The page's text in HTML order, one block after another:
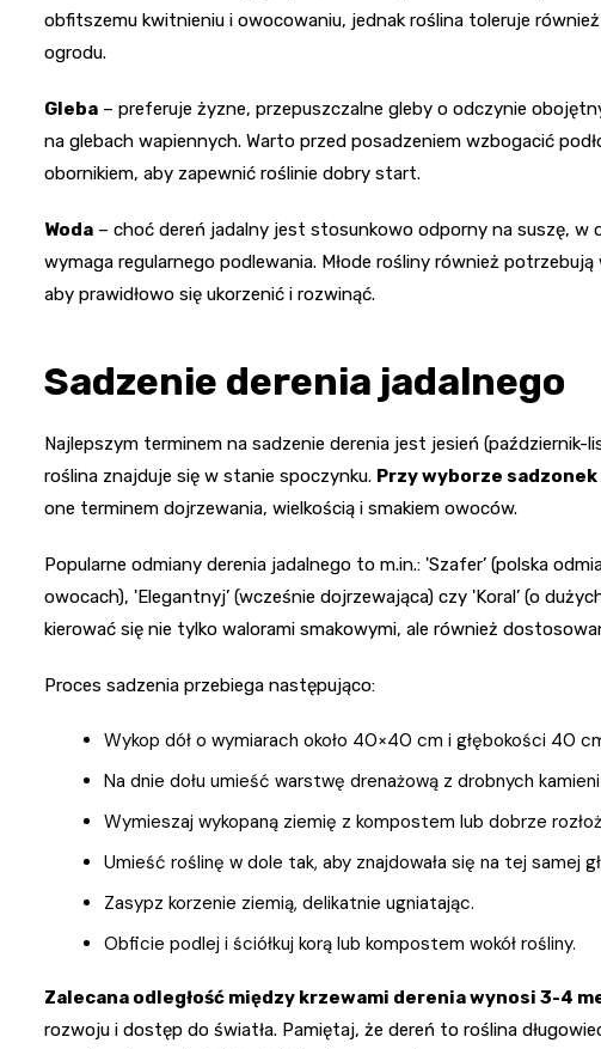
obfitszemu kwitnieniu i owocowaniu, jednak roślina toleruje
ogrodu.
Gleba – preferuje żyzne, przepuszczalne gleby o odczynie
na glebach wapiennych. Warto przed posadzeniem wzbogacić
obornikiem, aby zapewnić roślinie dobry start.
Woda – choć dereń jadalny jest stosunkowo odporny na suszę, w
wymaga regularnego podlewania. Młode rośliny również
aby prawidłowo się ukorzenić i rozwinąć.
Sadzenie derenia jadalnego
Najlepszym terminem na sadzenie derenia jest jesień
roślina znajduje się w stanie spoczynku. Przy wyborze
one terminem dojrzewania, wielkością i smakiem owoców.
Popularne odmiany derenia jadalnego to m.in.: 'Szafer’ (polska
owocach), 'Elegantnyj’ (wcześnie dojrzewająca) czy 'Koral’ (o
kierować się nie tylko walorami smakowymi, ale również
Proces sadzenia przebiega następująco:
Wykop dół o wymiarach około 40×40 cm i głębokości 40
Na dnie dołu umieść warstwę drenażową z drobnych
Wymieszaj wykopaną ziemię z kompostem lub dobrze
Umieść roślinę w dole tak, aby znajdowała się na tej samej
Zasypz korzenie ziemią, delikatnie ugniatając.
Obficie podlej i ściółkuj korą lub kompostem wokół rośliny.
Zalecana odległość między krzewami derenia wynosi 3-4
rozwoju i dostęp do światła. Pamiętaj, że dereń to roślina